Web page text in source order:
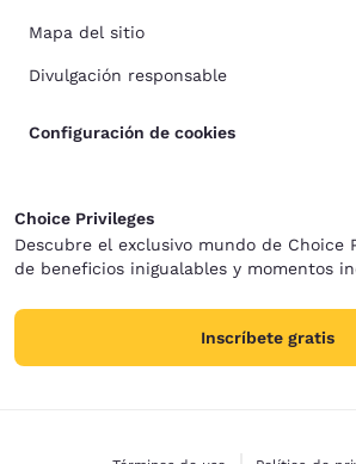
Mapa del sitio
Divulgación responsable
Configuración de cookies
Choice Privileges
Descubre el exclusivo mundo de Choice
de beneficios inigualables y momentos
Inscríbete gratis